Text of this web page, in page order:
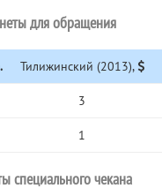
для обращения
Тилижинский (2013),
3
1
специального чекана